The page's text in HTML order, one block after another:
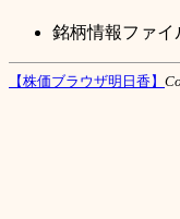
銘柄情報ファイ
【株価ブラウザ明日香】